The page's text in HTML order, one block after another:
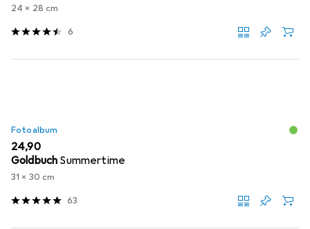
24 x 28 cm
6
Fotoalbum
EUR
24,90
Goldbuch Summertime
31 x 30 cm
63